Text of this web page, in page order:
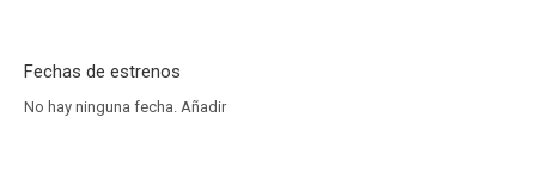
Fechas de estrenos
No hay ninguna fecha. Añadir